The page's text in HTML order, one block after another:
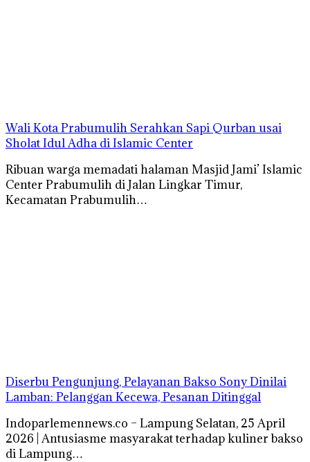
Wali Kota Prabumulih Serahkan Sapi Qurban usai
Sholat Idul Adha di Islamic Center
Ribuan warga memadati halaman Masjid Jami’ Islamic
Center Prabumulih di Jalan Lingkar Timur,
Kecamatan Prabumulih…
Diserbu Pengunjung, Pelayanan Bakso Sony Dinilai
Lamban: Pelanggan Kecewa, Pesanan Ditinggal
Indoparlemennews.co – Lampung Selatan, 25 April
2026 | Antusiasme masyarakat terhadap kuliner bakso
di Lampung…